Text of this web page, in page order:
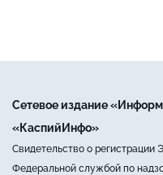
Сетевое издание
«КаспийИнфо»
Свидетельство о регистрации
Федеральной службой по